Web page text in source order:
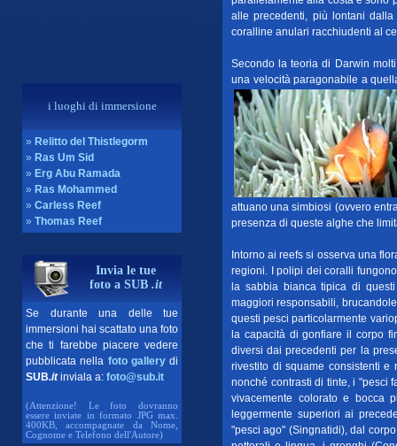
i luoghi di immersione
» Relitto del Thistlegorm
» Ras Um Sid
» Erg Abu Ramada
» Ras Mohammed
» Carless Reef
» Thomas Reef
Invia le tue
foto a SUB .it
Se durante una delle tue
immersioni hai scattato una foto
che ti farebbe piacere vedere
pubblicata nella foto gallerydi
SUB.itinviala a: foto@sub.it
(Attenzione! Le foto dovranno
essere inviate in formato JPG max.
400KB, accompagnate da Nome,
Cognome e Telefono dell'Autore)
alle precedenti, più lontani
coralline anulari racchiudenti al
Secondo la teoria di Darwin
una velocità paragonabile a
attuano una simbiosi (ovvero
presenza di queste alghe che
Intorno ai reefs si osserva una
regioni. I polipi dei coralli
la sabbia bianca tipica di
maggiori responsabili,
questi pesci particolarmente
la capacità di gonfiare il corpo
diversi dai precedenti per la
rivestito di squame consistenti
nonché contrasti di tinte, i "pesci
vivacemente colorato e bocca
leggermente superiori ai
"pesci ago" (Singnatidi), dal